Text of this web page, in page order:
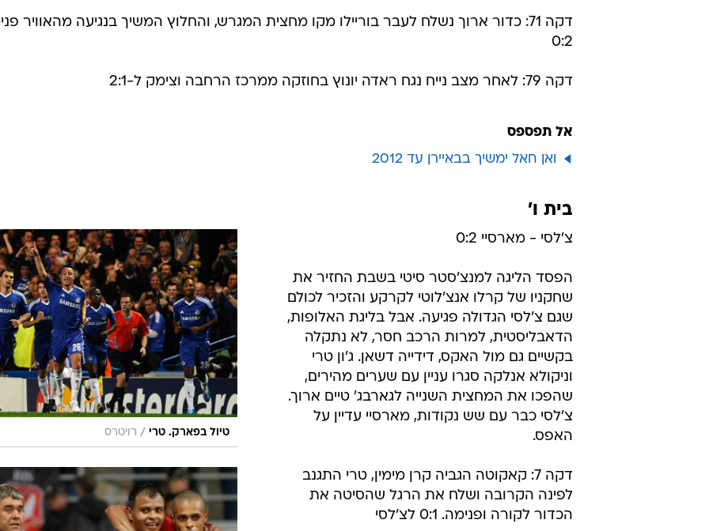
דקה 71: כדור ארוך נשלח לעבר בוריילו מקו מחצית המגרש, והחלוץ המשיך בנגיעה מהאוויר
0:2
דקה 79: לאחר מצב נייח נגח ראדה יונוץ בחוזקה ממרכז הרחבה וצימק ל-2:1
אל תפספס
ואן חאל ימשיך בבאיירן עד 2012
בית ו'
טיול בפארק. טרי / רויטרס
צ'לסי - מארסיי 0:2
הפסד הליגה למנצ'סטר סיטי בשבת החזיר את
שחקניו של קרלו אנצ'לוטי לקרקע והזכיר לכולם
שגם צ'לסי הגדולה פגיעה. אבל בליגת האלופות,
הדאבליסטית, למרות הרכב חסר, לא נתקלה
בקשיים גם מול האקס, דידייה דשאן. ג'ון טרי
וניקולא אנלקה סגרו עניין עם שערים מהירים,
שהפכו את המחצית השנייה לגארבג' טיים ארוך.
צ'לסי כבר עם שש נקודות, מארסיי עדיין על
האפס.
דקה 7: קאקוטה הגביה קרן מימין, טרי התגנב
לפינה הקרובה ושלח את הרגל שהסיטה את
הכדור לקורה ופנימה. 0:1 לצ'לסי